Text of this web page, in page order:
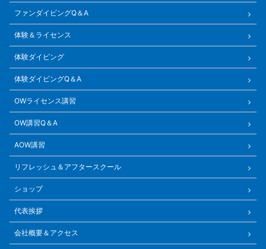
ファンダイビングQ＆A
体験＆ライセンス
体験ダイビング
体験ダイビングQ＆A
OWライセンス講習
OW講習Q＆A
AOW講習
リフレッシュ＆アフタースクール
ショップ
代表挨拶
会社概要＆アクセス